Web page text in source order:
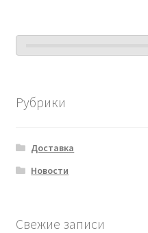
Рубрики
Доставка
Новости
Свежие записи